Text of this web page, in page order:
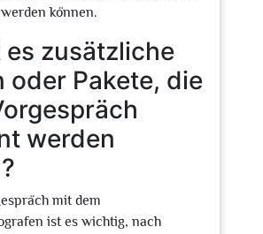
können.
es zusätzliche
oder Pakete, die
werden
mit dem
ist es wichtig, nach